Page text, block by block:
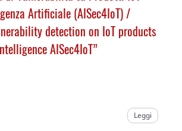
Artificiale (AISec4IoT) /
detection on IoT products
AISec4IoT”
Leggi